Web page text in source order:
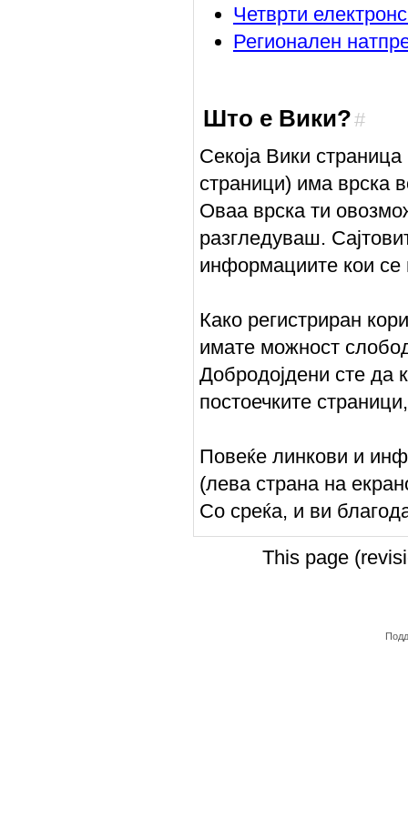
Четврти
Регионален
Што е Вики?#
Секоја Вики
страници) има врска
Оваа врска ти
разгледуваш.
информациите кои се
Како регистриран
имате можност
Добродојдени сте да
постоечките
Повеќе линкови и
(лева страна на
Со среќа, и ви
This page